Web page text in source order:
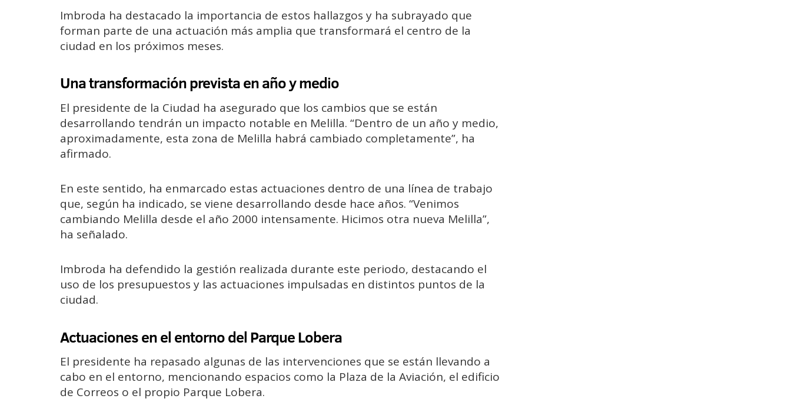
Imbroda ha destacado la importancia de estos hallazgos y ha subrayado que
forman parte de una actuación más amplia que transformará el centro de la
ciudad en los próximos meses.
Una transformación prevista en año y medio
El presidente de la Ciudad ha asegurado que los cambios que se están
desarrollando tendrán un impacto notable en Melilla. “Dentro de un año y medio,
aproximadamente, esta zona de Melilla habrá cambiado completamente”, ha
afirmado.
En este sentido, ha enmarcado estas actuaciones dentro de una línea de trabajo
que, según ha indicado, se viene desarrollando desde hace años. “Venimos
cambiando Melilla desde el año 2000 intensamente. Hicimos otra nueva Melilla”,
ha señalado.
Imbroda ha defendido la gestión realizada durante este periodo, destacando el
uso de los presupuestos y las actuaciones impulsadas en distintos puntos de la
ciudad.
Actuaciones en el entorno del Parque Lobera
El presidente ha repasado algunas de las intervenciones que se están llevando a
cabo en el entorno, mencionando espacios como la Plaza de la Aviación, el edificio
de Correos o el propio Parque Lobera.